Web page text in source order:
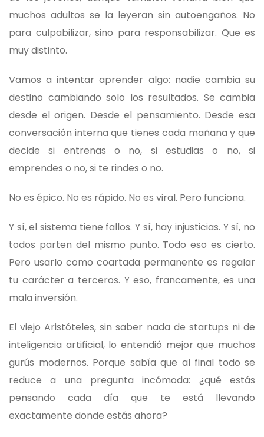
muchos adultos se la leyeran sin autoengaños. No
para culpabilizar, sino para responsabilizar. Que es
muy distinto.
Vamos a intentar aprender algo: nadie cambia su
destino cambiando solo los resultados. Se cambia
desde el origen. Desde el pensamiento. Desde esa
conversación interna que tienes cada mañana y que
decide si entrenas o no, si estudias o no, si
emprendes o no, si te rindes o no.
No es épico. No es rápido. No es viral. Pero funciona.
Y sí, el sistema tiene fallos. Y sí, hay injusticias. Y sí, no
todos parten del mismo punto. Todo eso es cierto.
Pero usarlo como coartada permanente es regalar
tu carácter a terceros. Y eso, francamente, es una
mala inversión.
El viejo Aristóteles, sin saber nada de startups ni de
inteligencia artificial, lo entendió mejor que muchos
gurús modernos. Porque sabía que al final todo se
reduce a una pregunta incómoda: ¿qué estás
pensando cada día que te está llevando
exactamente donde estás ahora?